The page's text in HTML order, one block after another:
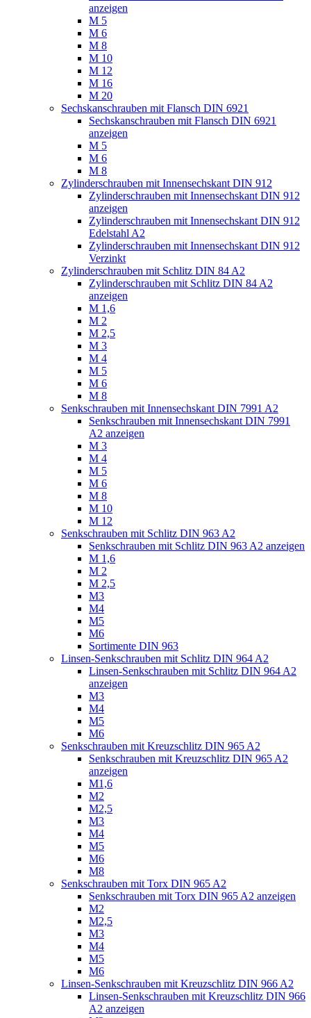
anzeigen
M 5
M 6
M 8
M 10
M 12
M 16
M 20
Sechskanschrauben mit Flansch DIN 6921
Sechskanschrauben mit Flansch DIN 6921
anzeigen
M 5
M 6
M 8
Zylinderschrauben mit Innensechskant DIN 912
Zylinderschrauben mit Innensechskant DIN 912
anzeigen
Zylinderschrauben mit Innensechskant DIN 912
Edelstahl A2
Zylinderschrauben mit Innensechskant DIN 912
Verzinkt
Zylinderschrauben mit Schlitz DIN 84 A2
Zylinderschrauben mit Schlitz DIN 84 A2
anzeigen
M 1,6
M 2
M 2,5
M 3
M 4
M 5
M 6
M 8
Senkschrauben mit Innensechskant DIN 7991 A2
Senkschrauben mit Innensechskant DIN 7991
A2 anzeigen
M 3
M 4
M 5
M 6
M 8
M 10
M 12
Senkschrauben mit Schlitz DIN 963 A2
Senkschrauben mit Schlitz DIN 963 A2 anzeigen
M 1,6
M 2
M 2,5
M3
M4
M5
M6
Sortimente DIN 963
Linsen-Senkschrauben mit Schlitz DIN 964 A2
Linsen-Senkschrauben mit Schlitz DIN 964 A2
anzeigen
M3
M4
M5
M6
Senkschrauben mit Kreuzschlitz DIN 965 A2
Senkschrauben mit Kreuzschlitz DIN 965 A2
anzeigen
M1,6
M2
M2,5
M3
M4
M5
M6
M8
Senkschrauben mit Torx DIN 965 A2
Senkschrauben mit Torx DIN 965 A2 anzeigen
M2
M2,5
M3
M4
M5
M6
Linsen-Senkschrauben mit Kreuzschlitz DIN 966 A2
Linsen-Senkschrauben mit Kreuzschlitz DIN 966
A2 anzeigen